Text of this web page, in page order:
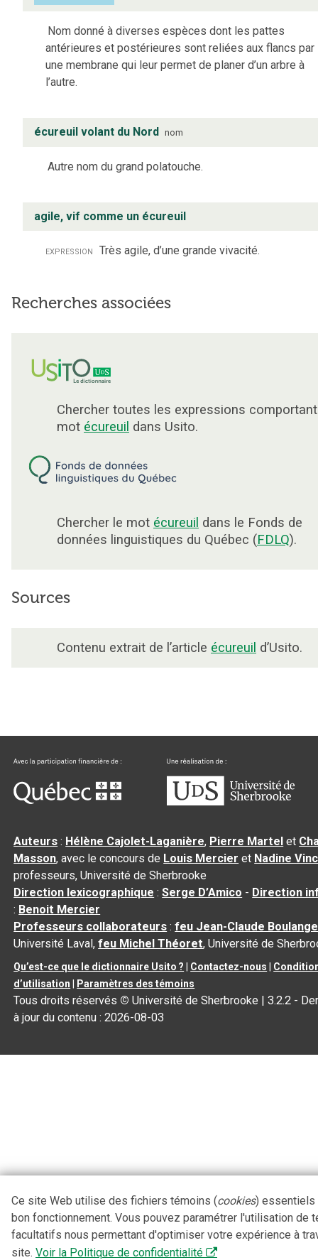
Nom donné à diverses espèces dont les pattes
antérieures et postérieures sont reliées aux flancs par
une membrane qui leur permet de planer d’un arbre à
l’autre.
écureuil volant du Nord nom
Autre nom du grand polatouche.
agile, vif comme un écureuil
expression Très agile, d’une grande vivacité.
Recherches associées
Chercher toutes les expressions
mot écureuil dans Usito.
Chercher le mot écureuil dans le Fonds de
données linguistiques du Québec (FDLQ).
Sources
Contenu extrait de l’article écureuil d’Usito.
Auteurs : Hélène Cajolet-Laganière, Pierre Martel et
Masson, avec le concours de Louis Mercier et Nadine
professeurs, Université de Sherbrooke
Direction lexicographique :Serge D’Amico - Direction
: Benoit Mercier
Professeurs collaborateurs :feu Jean-Claude
Université Laval,feu Michel Théoret, Université de
Qu’est-ce que le dictionnaire Usito ? Contactez-nous
d’utilisation
Paramètres des témoins
Tous droits réservés © Université de Sherbrooke |3.2.2 -
à jour du contenu :2026-08-03
Ce site Web utilise des fichiers témoins (cookies) essentiels
bon fonctionnement. Vous pouvez paramétrer l'utilisation de
facultatifs nous permettant d'optimiser votre expérience à
site. Voir la Politique de confidentialité